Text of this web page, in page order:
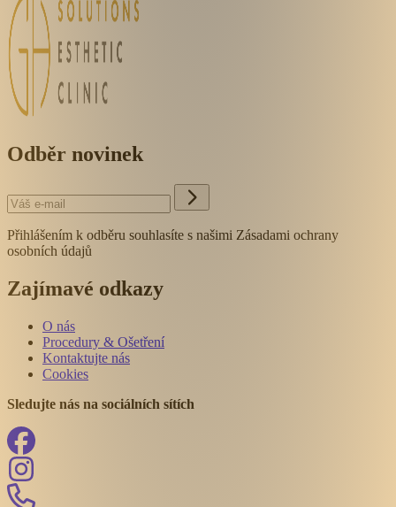
Odběr novinek
Přihlášením k odběru souhlasíte s našimi Zásadami ochrany
osobních údajů
Zajímavé odkazy
O nás
Procedury & Ošetření
Kontaktujte nás
Cookies
Sledujte nás na sociálních sítích